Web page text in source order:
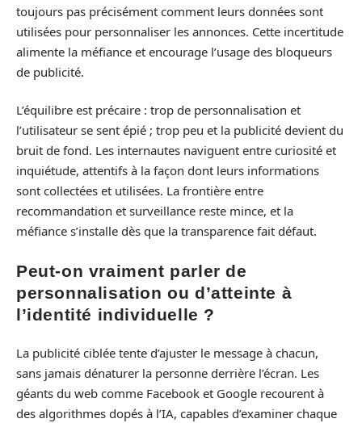
toujours pas précisément comment leurs données sont
utilisées pour personnaliser les annonces. Cette incertitude
alimente la méfiance et encourage l’usage des bloqueurs
de publicité.
L’équilibre est précaire : trop de personnalisation et
l’utilisateur se sent épié ; trop peu et la publicité devient du
bruit de fond. Les internautes naviguent entre curiosité et
inquiétude, attentifs à la façon dont leurs informations
sont collectées et utilisées. La frontière entre
recommandation et surveillance reste mince, et la
méfiance s’installe dès que la transparence fait défaut.
Peut-on vraiment parler de
personnalisation ou d’atteinte à
l’identité individuelle ?
La publicité ciblée tente d’ajuster le message à chacun,
sans jamais dénaturer la personne derrière l’écran. Les
géants du web comme Facebook et Google recourent à
des algorithmes dopés à l’IA, capables d’examiner chaque